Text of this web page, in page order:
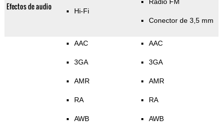
Efectos de audio Hi-Fi
Conector de 3,5 mm
AAC
3GA
AMR
RA
AWB
AAC
3GA
AMR
RA
AWB